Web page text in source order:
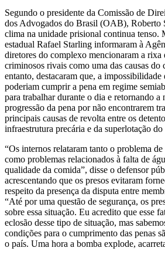
Segundo o presidente da Comissão de
dos Advogados do Brasil (OAB), Roberto
clima na unidade prisional continua tenso.
estadual Rafael Starling informaram à
diretores do complexo mencionaram a rixa
criminosos rivais como uma das causas
entanto, destacaram que, a impossibilidade
poderiam cumprir a pena em regime
para trabalhar durante o dia e retornando a
progressão da pena por não encontrarem
principais causas de revolta entre os
infraestrutura precária e da superlotação do
“Os internos relataram tanto o problema
como problemas relacionados à falta de
qualidade da comida”, disse o defensor
acrescentando que os presos evitaram
respeito da presença da disputa entre
“Até por uma questão de segurança, os
sobre essa situação. Eu acredito que esse
eclosão desse tipo de situação, mas
condições para o cumprimento das penas
o país. Uma hora a bomba explode,